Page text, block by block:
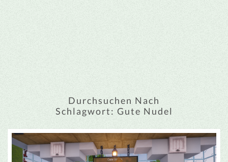
Durchsuchen Nach
Schlagwort: Gute Nudel